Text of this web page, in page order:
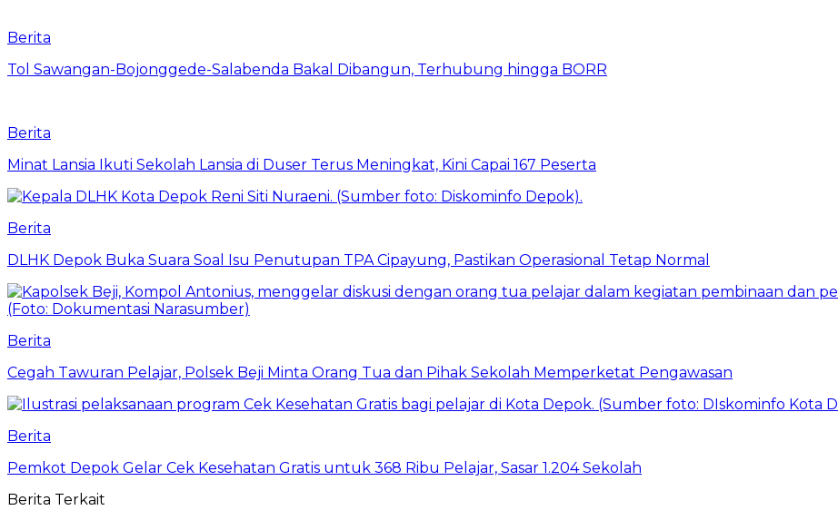
Berita
Tol Sawangan-Bojonggede-Salabenda Bakal Dibangun, Terhubung hingga BORR
Berita
Minat Lansia Ikuti Sekolah Lansia di Duser Terus Meningkat, Kini Capai 167 Peserta
Berita
DLHK Depok Buka Suara Soal Isu Penutupan TPA Cipayung, Pastikan Operasional Tetap Normal
Berita
Cegah Tawuran Pelajar, Polsek Beji Minta Orang Tua dan Pihak Sekolah Memperketat Pengawasan
Berita
Pemkot Depok Gelar Cek Kesehatan Gratis untuk 368 Ribu Pelajar, Sasar 1.204 Sekolah
Berita Terkait